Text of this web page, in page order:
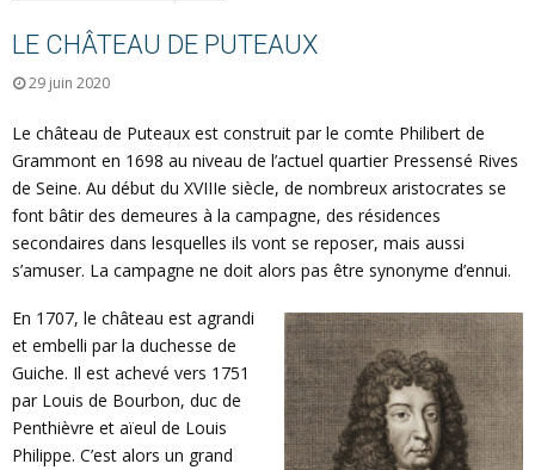
M
E
N
U
LE CHÂTEAU DE PUTEAUX
29 juin 2020
Le château de Puteaux est construit par le comte Philibert de
Grammont en 1698 au niveau de l’actuel quartier Pressensé Rives
de Seine. Au début du XVIIIe siècle, de nombreux aristocrates se
font bâtir des demeures à la campagne, des résidences
secondaires dans lesquelles ils vont se reposer, mais aussi
s’amuser. La campagne ne doit alors pas être synonyme d’ennui.
En 1707, le château est agrandi
et embelli par la duchesse de
Guiche. Il est achevé vers 1751
par Louis de Bourbon, duc de
Penthièvre et aïeul de Louis
Philippe. C’est alors un grand